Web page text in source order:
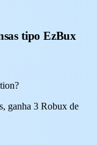
tipo EzBux
ganha 3 Robux de